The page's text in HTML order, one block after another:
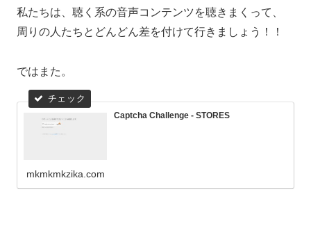
私たちは、聴く系の音声コンテンツを聴きまくって、
周りの人たちとどんどん差を付けて行きましょう！！
ではまた。
Captcha Challenge - STORES
mkmkmkzika.com